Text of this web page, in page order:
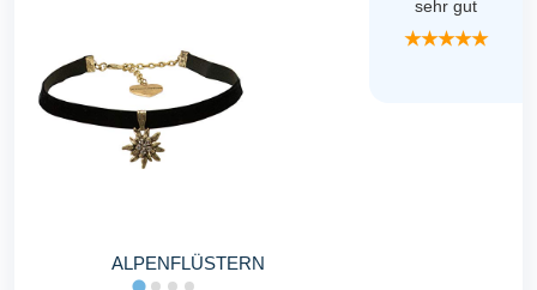
ALPENFLÜSTERN
sehr gut
★★★★★